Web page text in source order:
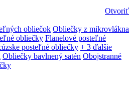
Otvoriť
obliečok Obliečky z mikrovlákna
obliečky Flanelové posteľné
posteľné obliečky + 3 ďalšie
Obliečky bavlnený satén Obojstranné